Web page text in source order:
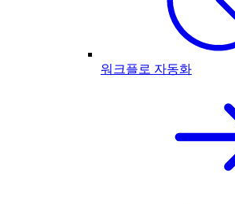
워크플로 자동화